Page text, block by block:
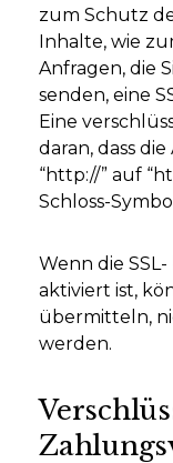
zum Schutz
Inhalte, wie
Anfragen, die
senden, eine
Eine
daran, dass
“http://” auf
Schloss-
Wenn die
aktiviert ist,
übermitteln,
werden.